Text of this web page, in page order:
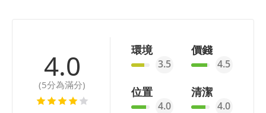
4.0
(5分為滿分)
環境
3.5
價錢
4.5
位置
4.0
清潔
4.0